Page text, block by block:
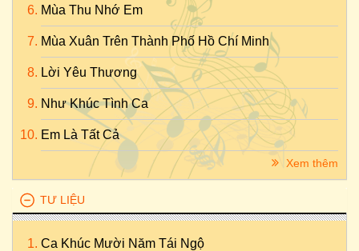
Mùa Thu Nhớ Em
Mùa Xuân Trên Thành Phố Hồ Chí Minh
Lời Yêu Thương
Như Khúc Tình Ca
Em Là Tất Cả
Xem thêm
TƯ LIỆU
Ca Khúc Mười Năm Tái Ngộ